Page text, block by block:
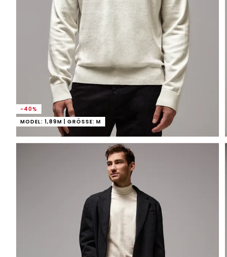
-40%
MODEL: 1,89M | GRÖSSE: M